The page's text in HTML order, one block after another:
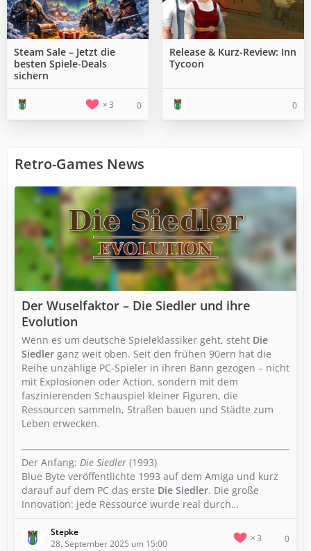
Steam Sale – Jetzt die
besten Spiele-Deals
sichern
3 0
Release & Kurz-Review: Inn
Tycoon
0
Retro-Games News
Der Wuselfaktor – Die Siedler und ihre
Evolution
Wenn es um deutsche Spieleklassiker geht, steht Die
Siedler ganz weit oben. Seit den frühen 90ern hat die
Reihe unzählige PC-Spieler in ihren Bann gezogen – nicht
mit Explosionen oder Action, sondern mit dem
faszinierenden Schauspiel kleiner Figuren, die
Ressourcen sammeln, Straßen bauen und Städte zum
Leben erwecken.
Der Anfang: Die Siedler (1993)
Blue Byte veröffentlichte 1993 auf dem Amiga und kurz
darauf auf dem PC das erste Die Siedler. Die große
Innovation: jede Ressource wurde real durch…
Stepke
28. September 2025 um 15:00
3 0